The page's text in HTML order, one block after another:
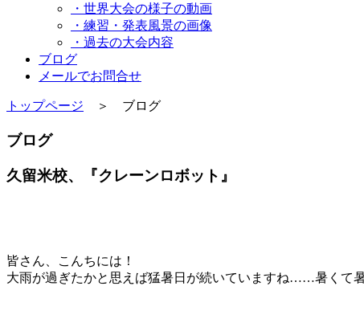
・世界大会の様子の動画
・練習・発表風景の画像
・過去の大会内容
ブログ
メールでお問合せ
トップページ ＞ ブログ
ブログ
久留米校、『クレーンロボット』
皆さん、こんちには！
大雨が過ぎたかと思えば猛暑日が続いていますね……暑くて